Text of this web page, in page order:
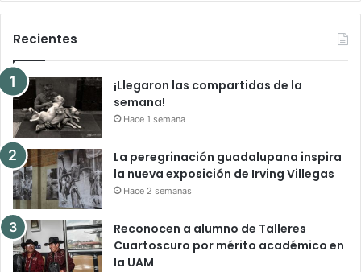
Recientes
¡Llegaron las compartidas de la
semana!
Hace 1 semana
La peregrinación guadalupana inspira
la nueva exposición de Irving Villegas
Hace 2 semanas
Reconocen a alumno de Talleres
Cuartoscuro por mérito académico en
la UAM